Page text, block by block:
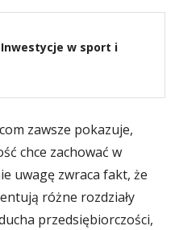
w sport i
zawsze pokazuje,
chce zachować w
uwagę zwraca fakt, że
różne rozdziały
przedsiębiorczości,